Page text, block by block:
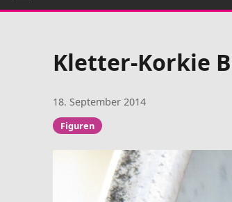
Kletter-Korkie
18. September 2014
Figuren